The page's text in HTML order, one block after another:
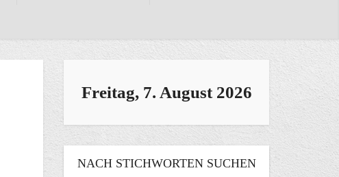
Freitag, 7. August 2026
NACH STICHWORTEN SUCHEN